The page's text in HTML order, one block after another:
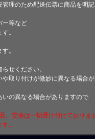
理のため配送伝票に商品を明
ー等など
。
。
せください。
取り付けが微妙に異なる場合
の異なる場合がありますので
、交換は一切受け付けておりま
。